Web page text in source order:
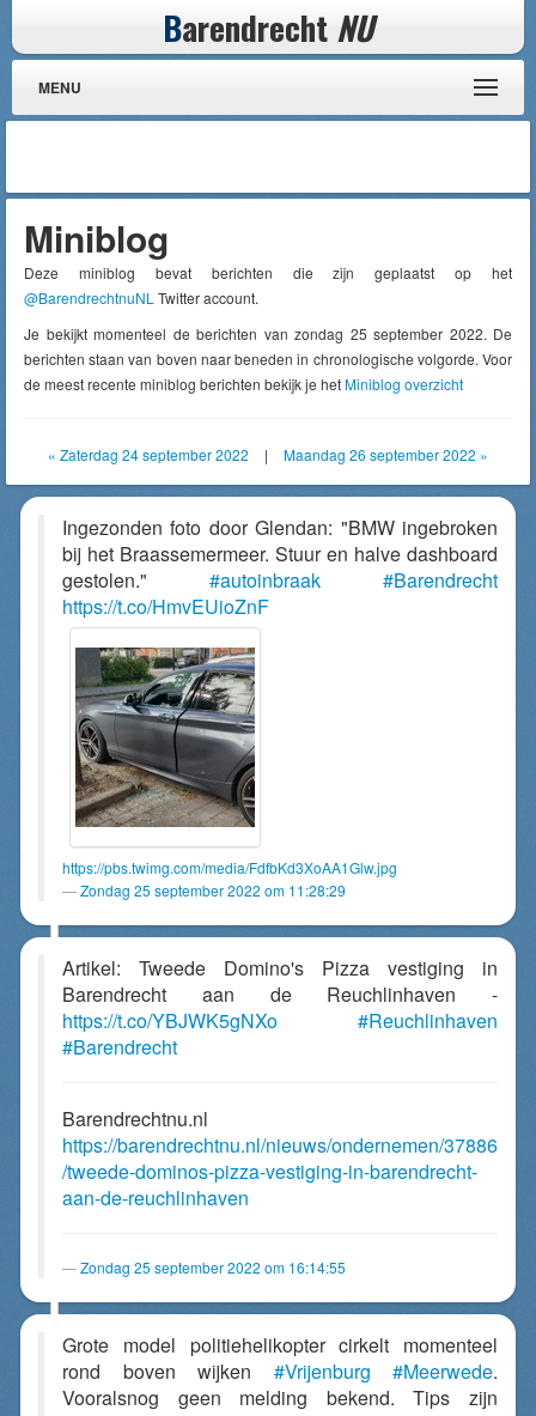
Barendrecht NU
MENU
Miniblog
Deze miniblog bevat berichten die zijn geplaatst op het
@BarendrechtnuNL Twitter account.
Je bekijkt momenteel de berichten van zondag 25 september 2022. De
berichten staan van boven naar beneden in chronologische volgorde. Voor
de meest recente miniblog berichten bekijk je hetMiniblog overzicht
« Zaterdag 24 september 2022 | Maandag 26 september 2022 »
Ingezonden foto door Glendan: "BMW ingebroken
bij het Braassemermeer. Stuur en halve dashboard
gestolen." #autoinbraak
#Barendrecht
https://t.co/HmvEUioZnF
https://pbs.twimg.com/media/FdfbKd3XoAA1Glw.jpg
Zondag 25 september 2022 om 11:28:29
Artikel: Tweede Domino's Pizza vestiging in
Barendrecht aan de Reuchlinhaven -
https://t.co/YBJWK5gNXo
#Reuchlinhaven
#Barendrecht
Barendrechtnu.nl
https://barendrechtnu.nl/nieuws/ondernemen/37886
/tweede-dominos-pizza-vestiging-in-barendrecht-
aan-de-reuchlinhaven
Zondag 25 september 2022 om 16:14:55
Grote model politiehelikopter cirkelt momenteel
rond boven wijken #Vrijenburg #Meerwede.
Vooralsnog geen melding bekend. Tips zijn